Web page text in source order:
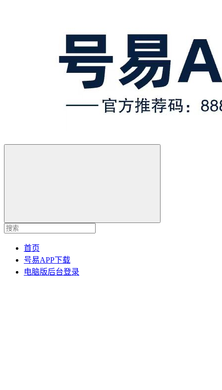
首页
号易APP下载
电脑版后台登录